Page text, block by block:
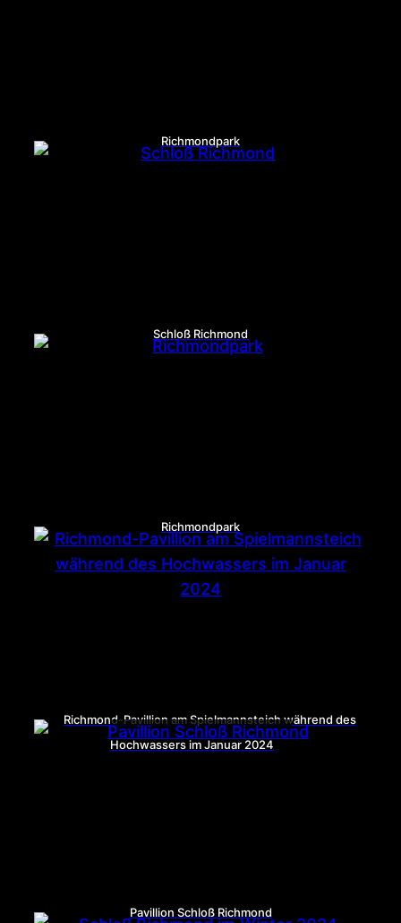
Richmondpark
Schloß Richmond
Richmondpark
Richmond-Pavillion am Spielmannsteich während des
Hochwassers im Januar 2024
Pavillion Schloß Richmond